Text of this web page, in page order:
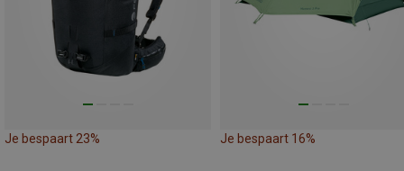
Je bespaart 23% Je bespaart 16%